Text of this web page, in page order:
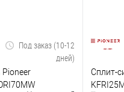
Под заказ (10-12
дней)
Pioneer
Сплит-